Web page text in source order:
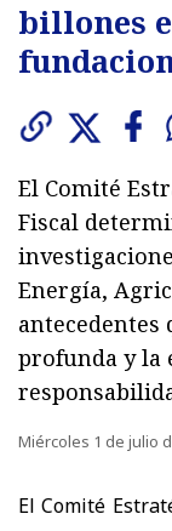
billones
El Comité
Fiscal
Energía,
profunda y la
Miércoles 1 de julio
El Comité